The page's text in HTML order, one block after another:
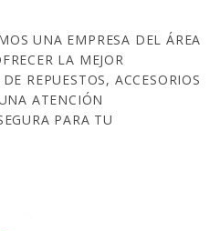
UNA EMPRESA DEL ÁREA
LA MEJOR
REPUESTOS, ACCESORIOS
ATENCIÓN
PARA TU